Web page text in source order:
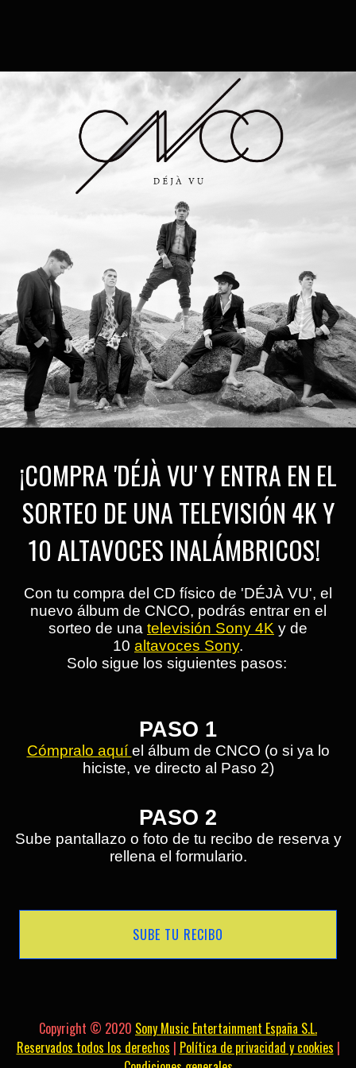
¡COMPRA 'DÉJÀ VU' Y ENTRA EN EL
SORTEO DE UNA TELEVISIÓN 4K Y
10 ALTAVOCES INALÁMBRICOS!
Con tu compra del CD físico de 'DÉJÀ VU', el
nuevo álbum de CNCO, podrás entrar en el
sorteo de una televisión Sony 4K y de
10 altavoces Sony.
Solo sigue los siguientes pasos:
PASO 1
Cómpralo aquí el álbum de CNCO (o si ya lo
hiciste, ve directo al Paso 2)
PASO 2
Sube pantallazo o foto de tu recibo de reserva y
rellena el formulario.
SUBE TU RECIBO
Copyright © 2020 Sony Music Entertainment España S.L.
Reservados todos los derechos | Política de privacidad y cookies |